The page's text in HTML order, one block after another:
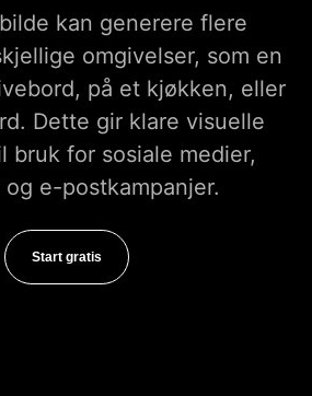
kan generere flere
omgivelser, som en
på et kjøkken, eller
Dette gir klare visuelle
bruk for sosiale medier,
og e-postkampanjer.
Start gratis